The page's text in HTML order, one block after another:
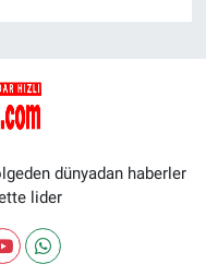
dünyadan haberler
lider